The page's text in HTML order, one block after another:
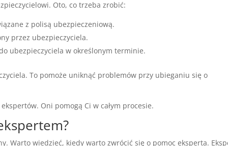
Oto, co trzeba zrobić:
z polisą ubezpieczeniową.
przez ubezpieczyciela.
ubezpieczyciela w określonym terminie.
To pomoże uniknąć problemów przy ubieganiu się o
Oni pomogą Ci w całym procesie.
Warto wiedzieć, kiedy warto zwrócić się o pomoc eksperta.